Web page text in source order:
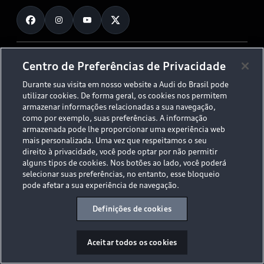
Planejamento de recarga
O Legado do S
Audi Driving Experience
ESG
Tecnologias Audi
Audi Collection
Fale Conosco
Trabalhe Conosco
© 2026 AUDI AG. All Rights Reserved.
Políticas de Privacidade
Código de Conduta
Aviso Legal
Proteção de Dados - LGPD
Sala de Imprensa
Desacelere. Seu bem maior é a vida.
Centro de Preferências de Privacidade
Durante sua visita em nosso website a Audi do Brasil pode
utilizar cookies. De forma geral, os cookies nos permitem
armazenar informações relacionadas a sua navegação,
como por exemplo, suas preferências. A informação
armazenada pode lhe proporcionar uma experiência web
mais personalizada. Uma vez que respeitamos o seu
direito à privacidade, você pode optar por não permitir
alguns tipos de cookies. Nos botões ao lado, você poderá
selecionar suas preferências, no entanto, esse bloqueio
pode afetar a sua experiência de navegação.
Definições de cookies
Aceitar todos os cookies